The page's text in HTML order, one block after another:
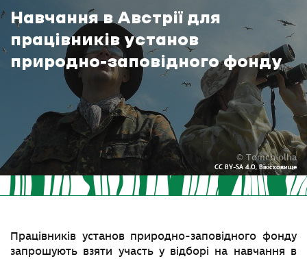
Навчання в Австрії для
працівників установ
природно-заповідного фонду
© Tomch olha
CC BY-SA 4.0, Вікісховище
CC BY-SA 4.0, Вікісховище
Працівників установ природно-заповідного фонду
запрошують взяти участь у відборі на навчання в